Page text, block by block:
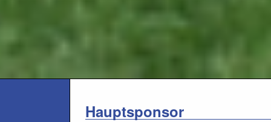
Hauptsponsor